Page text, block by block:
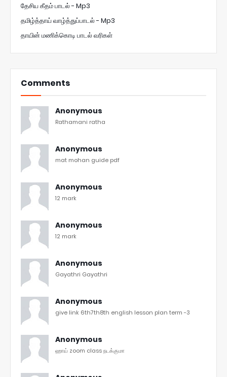
தேசிய கீதம் பாடல் - Mp3
தமிழ்த்தாய் வாழ்த்துப்பாடல் - Mp3
தாயின் மணிக்கொடி பாடல் வரிகள்
Comments
Anonymous
Rathamani ratha
Anonymous
mat mohan guide pdf
Anonymous
12 mark
Anonymous
12 mark
Anonymous
Gayathri Gayathri
Anonymous
give link 6th7th8th english lesson plan term -3
Anonymous
ஹாய் zoom class நடக்குமா